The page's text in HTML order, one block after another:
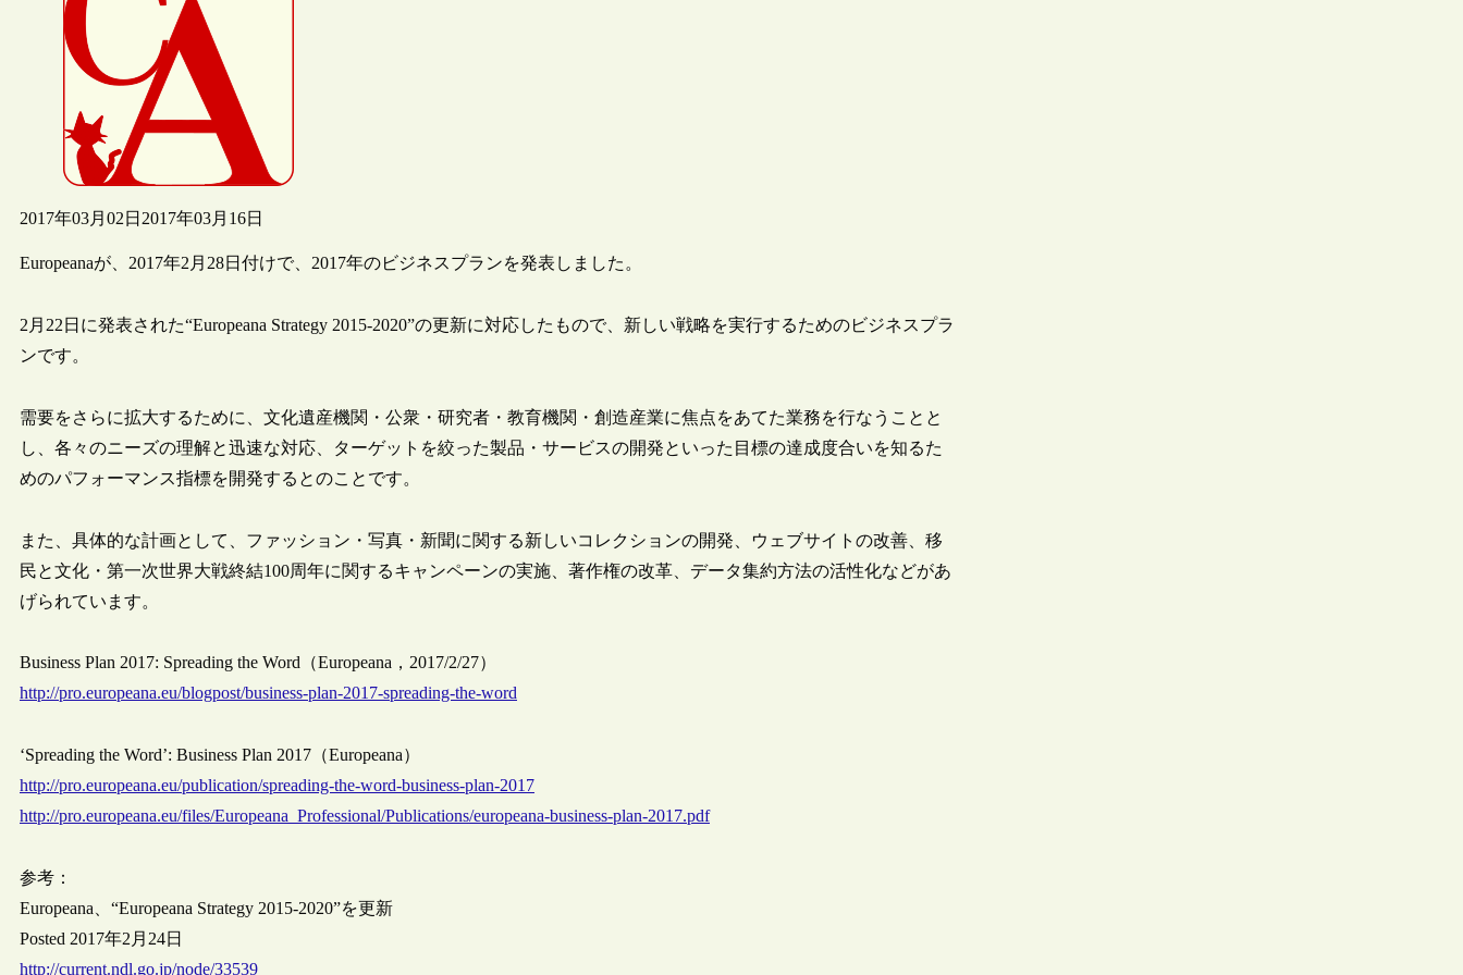
2017年03月02日 2017年03月16日
Europeanaが、2017年2月28日付けで、2017年のビジネスプランを発表しました。
2月22日に発表された“Europeana Strategy 2015-2020”の更新に対応したもので、新しい戦略を実行するためのビジネスプラ
ンです。
需要をさらに拡大するために、文化遺産機関・公衆・研究者・教育機関・創造産業に焦点をあてた業務を行なうことと
し、各々のニーズの理解と迅速な対応、ターゲットを絞った製品・サービスの開発といった目標の達成度合いを知るた
めのパフォーマンス指標を開発するとのことです。
また、具体的な計画として、ファッション・写真・新聞に関する新しいコレクションの開発、ウェブサイトの改善、移
民と文化・第一次世界大戦終結100周年に関するキャンペーンの実施、著作権の改革、データ集約方法の活性化などがあ
げられています。
Business Plan 2017: Spreading the Word（Europeana，2017/2/27）
http://pro.europeana.eu/blogpost/business-plan-2017-spreading-the-word
‘Spreading the Word’: Business Plan 2017（Europeana）
http://pro.europeana.eu/publication/spreading-the-word-business-plan-2017
http://pro.europeana.eu/files/Europeana_Professional/Publications/europeana-business-plan-2017.pdf
参考：
Europeana、“Europeana Strategy 2015-2020”を更新
Posted 2017年2月24日
http://current.ndl.go.jp/node/33539